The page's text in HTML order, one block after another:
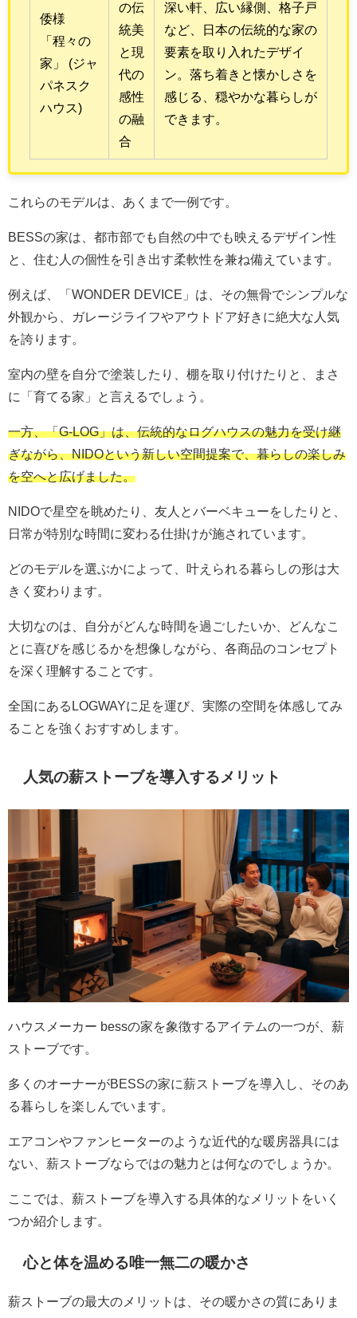
倭様
「程々の
家」 (ジャ
パネスク
ハウス)
の伝
統美
と現
代の
感性
の融
合
深い軒、広い縁側、格子戸
など、日本の伝統的な家の
要素を取り入れたデザイ
ン。落ち着きと懐かしさを
感じる、穏やかな暮らしが
できます。
これらのモデルは、あくまで一例です。
BESSの家は、都市部でも自然の中でも映えるデザイン性
と、住む人の個性を引き出す柔軟性を兼ね備えています。
例えば、「WONDER DEVICE」は、その無骨でシンプルな
外観から、ガレージライフやアウトドア好きに絶大な人気
を誇ります。
室内の壁を自分で塗装したり、棚を取り付けたりと、まさ
に「育てる家」と言えるでしょう。
一方、「G-LOG」は、伝統的なログハウスの魅力を受け継
ぎながら、NIDOという新しい空間提案で、暮らしの楽しみ
を空へと広げました。
NIDOで星空を眺めたり、友人とバーベキューをしたりと、
日常が特別な時間に変わる仕掛けが施されています。
どのモデルを選ぶかによって、叶えられる暮らしの形は大
きく変わります。
大切なのは、自分がどんな時間を過ごしたいか、どんなこ
とに喜びを感じるかを想像しながら、各商品のコンセプト
を深く理解することです。
全国にあるLOGWAYに足を運び、実際の空間を体感してみ
ることを強くおすすめします。
人気の薪ストーブを導入するメリット
ハウスメーカー bessの家を象徴するアイテムの一つが、薪
ストーブです。
多くのオーナーがBESSの家に薪ストーブを導入し、そのあ
る暮らしを楽しんでいます。
エアコンやファンヒーターのような近代的な暖房器具には
ない、薪ストーブならではの魅力とは何なのでしょうか。
ここでは、薪ストーブを導入する具体的なメリットをいく
つか紹介します。
心と体を温める唯一無二の暖かさ
薪ストーブの最大のメリットは、その暖かさの質にありま